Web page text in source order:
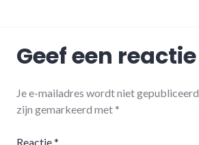
Geef een reactie
Je e-mailadres wordt niet gepubliceerd.
zijn gemarkeerd met *
Reactie*